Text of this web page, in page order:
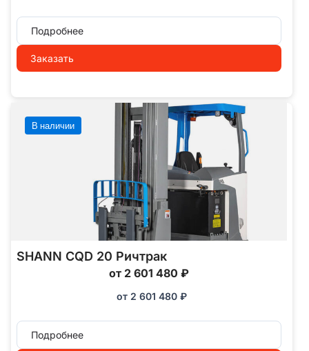
Подробнее
Заказать
В наличии
SHANN CQD 20 Ричтрак
от 2 601 480 ₽
от 2 601 480 ₽
Подробнее